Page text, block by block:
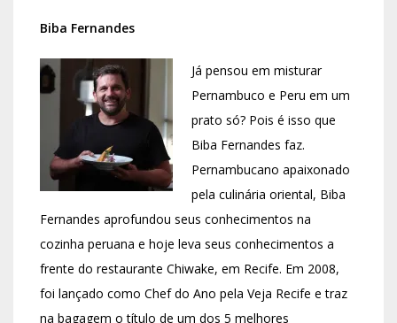
Biba Fernandes
Já pensou em misturar
Pernambuco e Peru em um
prato só? Pois é isso que
Biba Fernandes faz.
Pernambucano apaixonado
pela culinária oriental, Biba
Fernandes aprofundou seus conhecimentos na
cozinha peruana e hoje leva seus conhecimentos a
frente do restaurante Chiwake, em Recife. Em 2008,
foi lançado como Chef do Ano pela Veja Recife e traz
na bagagem o título de um dos 5 melhores